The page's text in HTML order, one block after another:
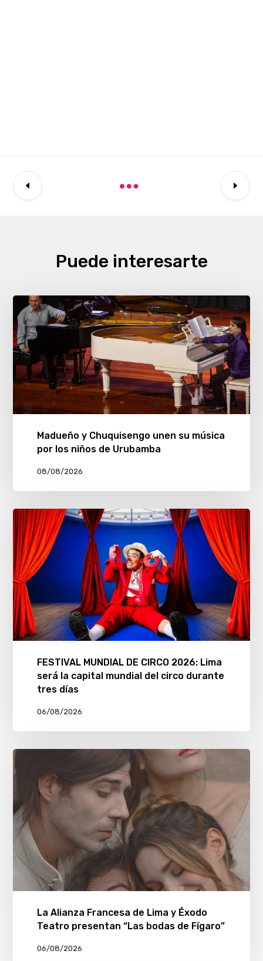
Puede interesarte
Madueño y Chuquisengo unen su música
por los niños de Urubamba
08/08/2026
FESTIVAL MUNDIAL DE CIRCO 2026: Lima
será la capital mundial del circo durante
tres días
06/08/2026
La Alianza Francesa de Lima y Éxodo
Teatro presentan “Las bodas de Fígaro”
06/08/2026